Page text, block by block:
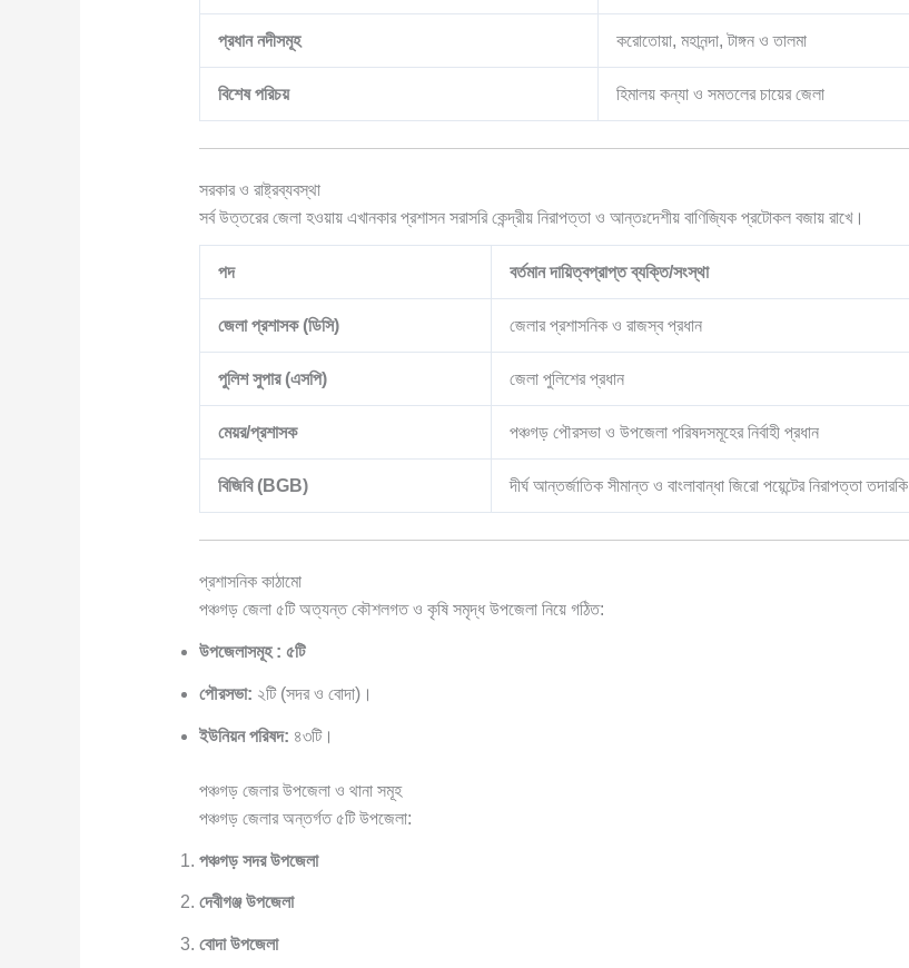
প্রধান নদীসমূহ করোতোয়া, মহানন্দা, টাঙ্গন ও তালমা
বিশেষ পরিচয় হিমালয় কন্যা ও সমতলের চায়ের জেলা
সরকার ও রাষ্ট্রব্যবস্থা
সর্ব উত্তরের জেলা হওয়ায় এখানকার প্রশাসন সরাসরি কেন্দ্রীয় নিরাপত্তা ও আন্তঃদেশীয় বাণিজ্যিক প্রটোকল বজায় রাখে।
পদ বর্তমান দায়িত্বপ্রাপ্ত ব্যক্তি/সংস্থা
জেলা প্রশাসক (ডিসি) জেলার প্রশাসনিক ও রাজস্ব প্রধান
পুলিশ সুপার (এসপি) জেলা পুলিশের প্রধান
মেয়র/প্রশাসক পঞ্চগড় পৌরসভা ও উপজেলা পরিষদসমূহের নির্বাহী প্রধান
বিজিবি (BGB) দীর্ঘ আন্তর্জাতিক সীমান্ত ও বাংলাবান্ধা জিরো পয়েন্টের নিরাপত্তা তদারকি
প্রশাসনিক কাঠামো
পঞ্চগড় জেলা ৫টি অত্যন্ত কৌশলগত ও কৃষি সমৃদ্ধ উপজেলা নিয়ে গঠিত:
উপজেলাসমূহ : ৫টি
পৌরসভা: ২টি (সদর ও বোদা)।
ইউনিয়ন পরিষদ: ৪৩টি।
পঞ্চগড় জেলার উপজেলা ও থানা সমূহ
পঞ্চগড় জেলার অন্তর্গত ৫টি উপজেলা:
পঞ্চগড় সদর উপজেলা
দেবীগঞ্জ উপজেলা
বোদা উপজেলা